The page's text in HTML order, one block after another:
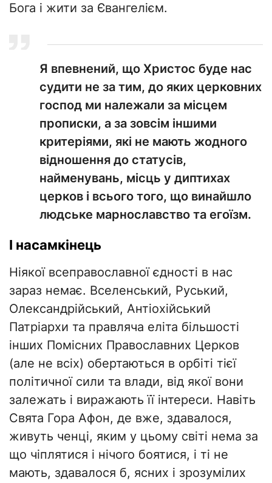
Бога і жити за Євангелієм.
Я впевнений, що Христос буде нас
судити не за тим, до яких церковних
господ ми належали за місцем
прописки, а за зовсім іншими
критеріями, які не мають жодного
відношення до статусів,
найменувань, місць у диптихах
церков і всього того, що винайшло
людське марнославство та егоїзм.
І насамкінець
Ніякої всеправославної єдності в нас
зараз немає. Вселенський, Руський,
Олександрійський, Антіохійський
Патріархи та правляча еліта більшості
інших Помісних Православних Церков
(але не всіх) обертаються в орбіті тієї
політичної сили та влади, від якої вони
залежать і виражають її інтереси. Навіть
Свята Гора Афон, де вже, здавалося,
живуть ченці, яким у цьому світі нема за
що чіплятися і нічого боятися, і ті не
мають, здавалося б, ясних і зрозумілих